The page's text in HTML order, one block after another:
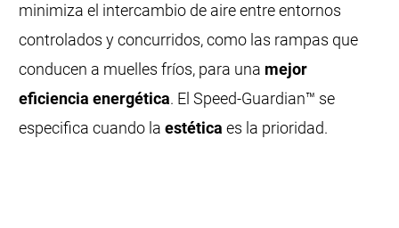
minimiza el intercambio de aire entre entornos
controlados y concurridos, como las rampas que
conducen a muelles fríos, para una mejor
eficiencia energética. El Speed-Guardian™ se
especifica cuando la estéticaes la prioridad.